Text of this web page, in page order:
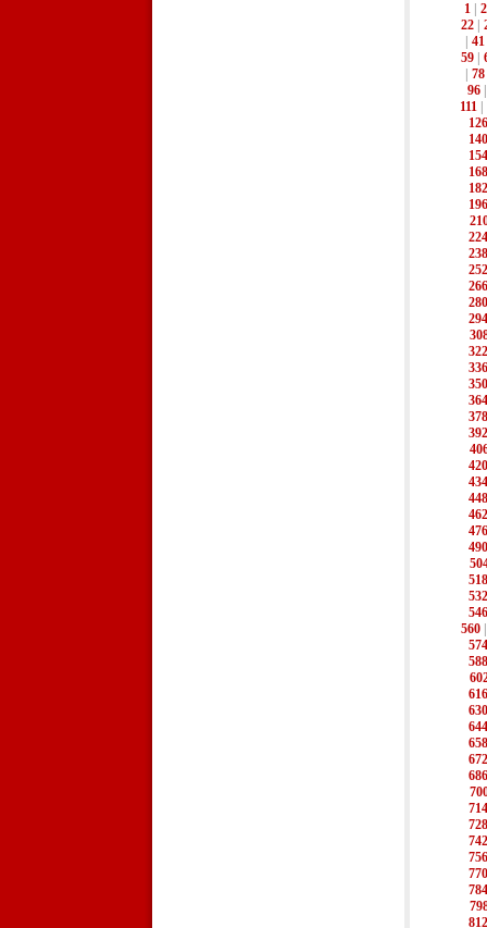
1
2
22|
41
59|
78
96
111|
126
140
154
168
182
196
224
238
252
266
280
294
322
336
350
364
378
392
420
434
448
462
476
490
518
532
546
560
574
588
616
630
644
658
672
686
714
728
742
756
770
784
812